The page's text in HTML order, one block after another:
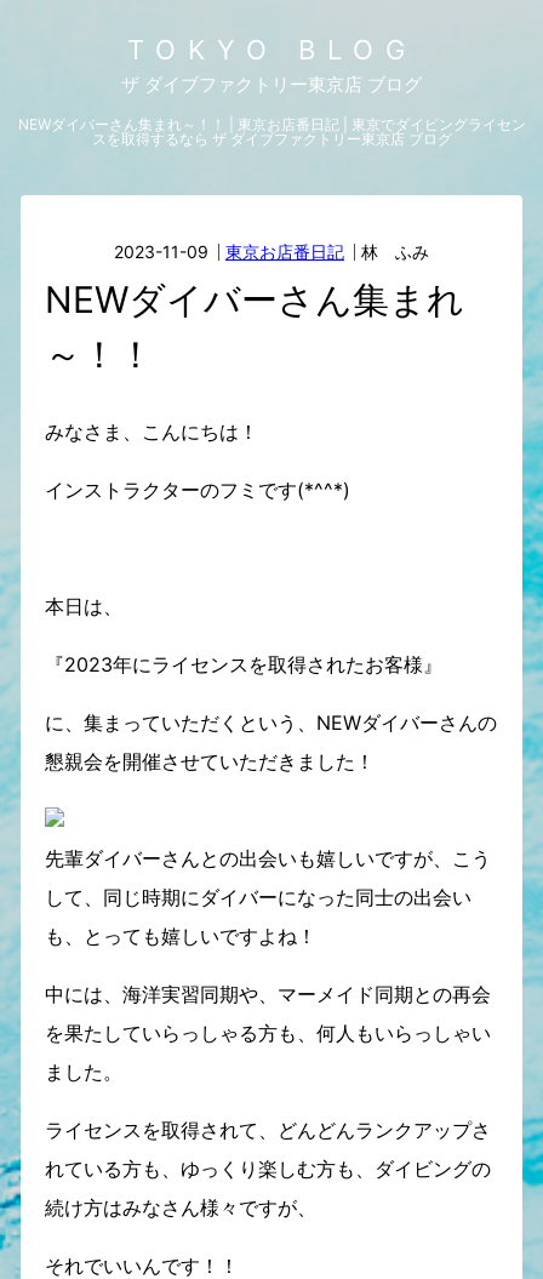
TOKYO BLOG
ザ ダイブファクトリー東京店 ブログ
NEWダイバーさん集まれ～！！ | 東京お店番日記 | 東京でダイビングライセン
スを取得するなら ザ ダイブファクトリー東京店 ブログ
2023-11-09 東京お店番日記 林 ふみ
NEWダイバーさん集まれ
～！！
みなさま、こんにちは！
インストラクターのフミです(*^^*)
本日は、
『2023年にライセンスを取得されたお客様』
に、集まっていただくという、NEWダイバーさんの
懇親会を開催させていただきました！
先輩ダイバーさんとの出会いも嬉しいですが、こう
して、同じ時期にダイバーになった同士の出会い
も、とっても嬉しいですよね！
中には、海洋実習同期や、マーメイド同期との再会
を果たしていらっしゃる方も、何人もいらっしゃい
ました。
ライセンスを取得されて、どんどんランクアップさ
れている方も、ゆっくり楽しむ方も、ダイビングの
続け方はみなさん様々ですが、
それでいいんです！！